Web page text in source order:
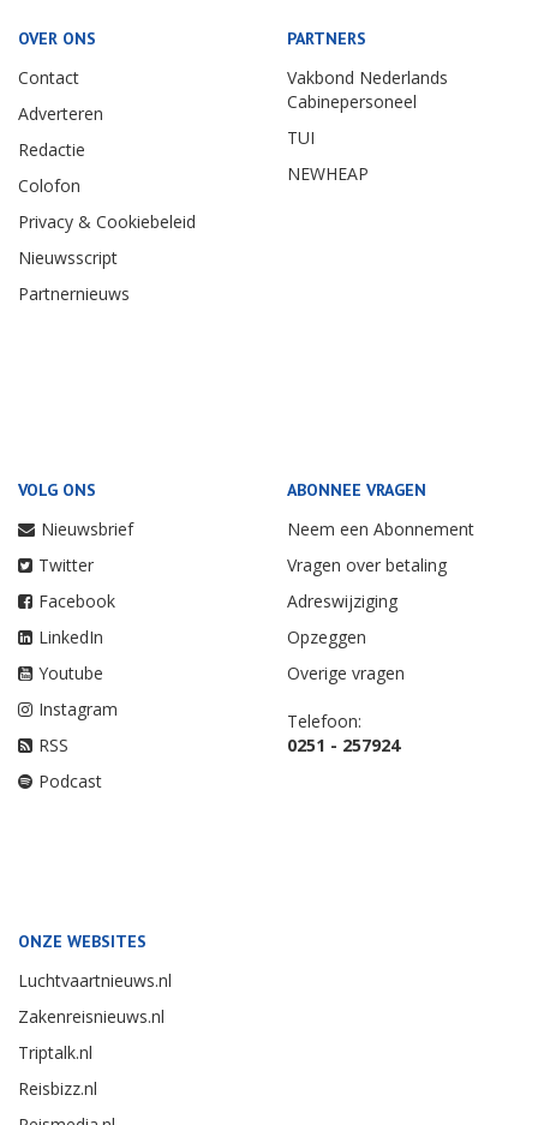
OVER ONS
Contact
Adverteren
Redactie
Colofon
Privacy & Cookiebeleid
Nieuwsscript
Partnernieuws
PARTNERS
Vakbond Nederlands
Cabinepersoneel
TUI
NEWHEAP
VOLG ONS
Nieuwsbrief
Twitter
Facebook
LinkedIn
Youtube
Instagram
RSS
Podcast
ABONNEE VRAGEN
Neem een Abonnement
Vragen over betaling
Adreswijziging
Opzeggen
Overige vragen
Telefoon:
0251 - 257924
ONZE WEBSITES
Luchtvaartnieuws.nl
Zakenreisnieuws.nl
Triptalk.nl
Reisbizz.nl